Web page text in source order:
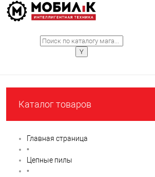
Каталог товаров
Главная страница
•
Цепные пилы
•